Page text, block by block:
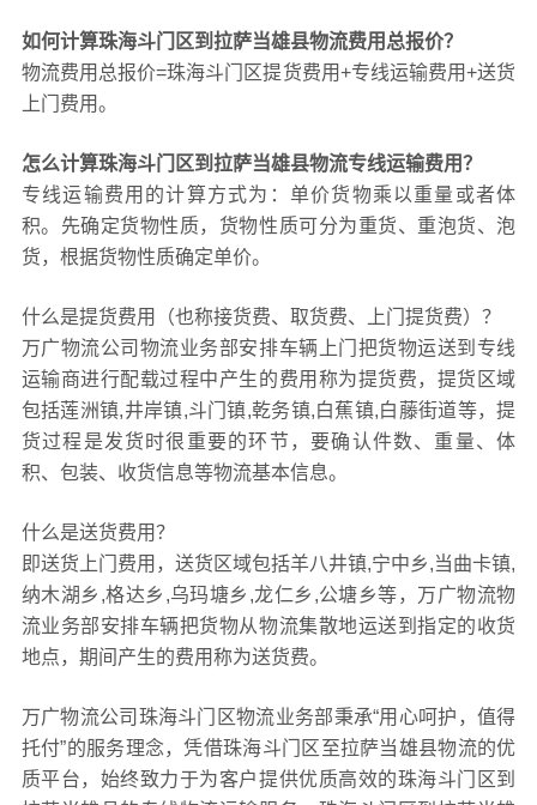
如何计算珠海斗门区到拉萨当雄县物流费用总报价？
物流费用总报价=珠海斗门区提货费用+专线运输费用+送货
上门费用。
怎么计算珠海斗门区到拉萨当雄县物流专线运输费用？
专线运输费用的计算方式为：单价货物乘以重量或者体
积。先确定货物性质，货物性质可分为重货、重泡货、泡
货，根据货物性质确定单价。
什么是提货费用（也称接货费、取货费、上门提货费）？
万广物流公司物流业务部安排车辆上门把货物运送到专线
运输商进行配载过程中产生的费用称为提货费，提货区域
包括莲洲镇,井岸镇,斗门镇,乾务镇,白蕉镇,白藤街道等，提
货过程是发货时很重要的环节，要确认件数、重量、体
积、包装、收货信息等物流基本信息。
什么是送货费用？
即送货上门费用，送货区域包括羊八井镇,宁中乡,当曲卡镇,
纳木湖乡,格达乡,乌玛塘乡,龙仁乡,公塘乡等，万广物流物
流业务部安排车辆把货物从物流集散地运送到指定的收货
地点，期间产生的费用称为送货费。
万广物流公司珠海斗门区物流业务部秉承“用心呵护，值得
托付”的服务理念，凭借珠海斗门区至拉萨当雄县物流的优
质平台，始终致力于为客户提供优质高效的珠海斗门区到